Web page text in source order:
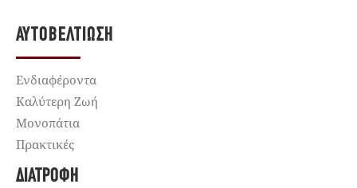
ΑΥΤΟΒΕΛΤΊΩΣΗ
Ενδιαφέροντα
Καλύτερη Ζωή
Μονοπάτια
Πρακτικές
ΔΙΑΤΡΟΦΉ